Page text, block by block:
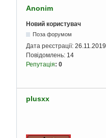
Anonim
Новий користувач
Поза форумом
Дата реєстрації: 26.11.2019
Повідомлень: 14
Репутація: 0
plusxx